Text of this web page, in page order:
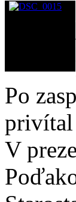
Po
privítal
V